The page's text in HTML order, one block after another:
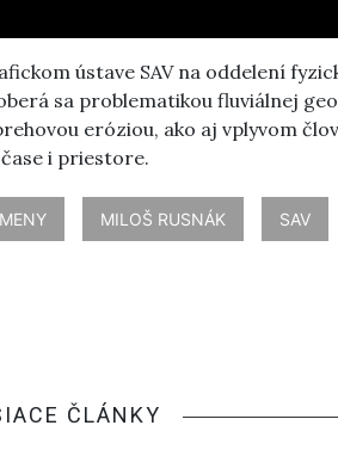
ústave SAV na oddelení
sa problematikou fluviálnej
eróziou, ako aj vplyvom
i priestore.
MILOŠ RUSNÁK SAV
ČLÁNKY